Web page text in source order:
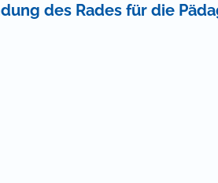
des Rades für die